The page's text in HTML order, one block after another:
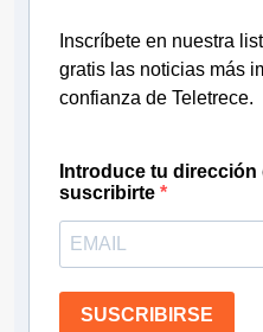
Inscríbete en nuestra
gratis las noticias más
confianza de Teletrece.
Introduce tu dirección
suscribirte
SUSCRIBIRSE